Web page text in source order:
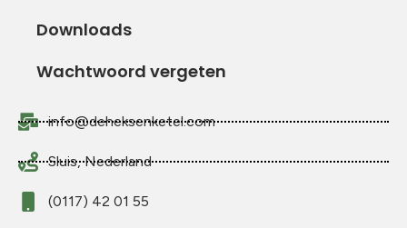
Downloads
Wachtwoord vergeten
info@deheksenketel.com
Sluis, Nederland
(0117) 42 01 55